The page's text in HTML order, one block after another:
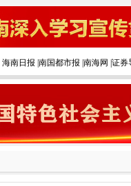
海南日报 南国都市报 南海网 证券